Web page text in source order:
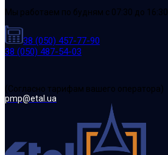
Мы работаем по будням с 07:30 до 16:30
38 (050) 457-77-90
38 (050) 487-54-03
(Cогласно тарифам вашего оператора)
pmp@etal.ua